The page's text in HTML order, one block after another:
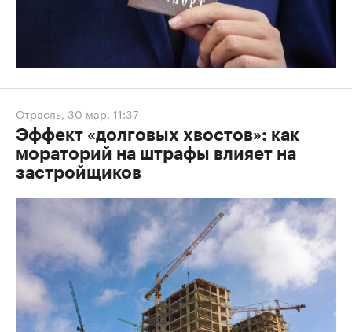
Отрасль, 30 мар, 11:37
Эффект «долговых хвостов»: как
мораторий на штрафы влияет на
застройщиков